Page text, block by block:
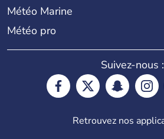
Météo Marine
Météo pro
Suivez-nous :
Retrouvez nos